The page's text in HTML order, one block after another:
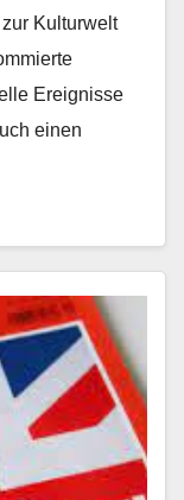
Kulturwelt
Ereignisse
einen